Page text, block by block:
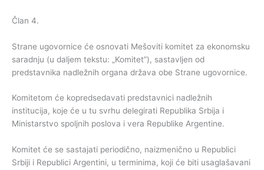
Član 4.
Strane ugovornice će osnovati Mešoviti komitet za ekonomsku
saradnju (u daljem tekstu: „Komitet”), sastavljen od
predstavnika nadležnih organa država obe Strane ugovornice.
Komitetom će kopredsedavati predstavnici nadležnih
institucija, koje će u tu svrhu delegirati Republika Srbija i
Ministarstvo spoljnih poslova i vera Republike Argentine.
Komitet će se sastajati periodično, naizmenično u Republici
Srbiji i Republici Argentini, u terminima, koji će biti usaglašavani